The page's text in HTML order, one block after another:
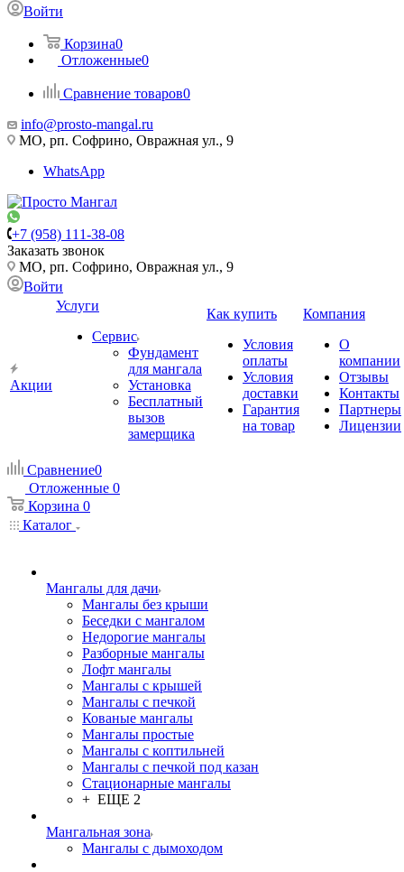
Войти
Корзина0
Отложенные0
Сравнение товаров0
info@prosto-mangal.ru
МО, рп. Софрино, Овражная ул., 9
WhatsApp
+7 (958) 111-38-08
Заказать звонок
МО, рп. Софрино, Овражная ул., 9
Войти
Акции
Услуги
Сервис
Фундамент
для мангала
Установка
Бесплатный
вызов
замерщика
Как купить
Условия
оплаты
Условия
доставки
Гарантия
на товар
Компания
О
компании
Отзывы
Контакты
Партнеры
Лицензии
Сравнение0
Отложенные 0
Корзина 0
Каталог
Мангалы для дачи
Мангалы без крыши
Беседки с мангалом
Недорогие мангалы
Разборные мангалы
Лофт мангалы
Мангалы с крышей
Мангалы с печкой
Кованые мангалы
Мангалы простые
Мангалы с коптильней
Мангалы с печкой под казан
Стационарные мангалы
+ ЕЩЕ 2
Мангальная зона
Мангалы с дымоходом